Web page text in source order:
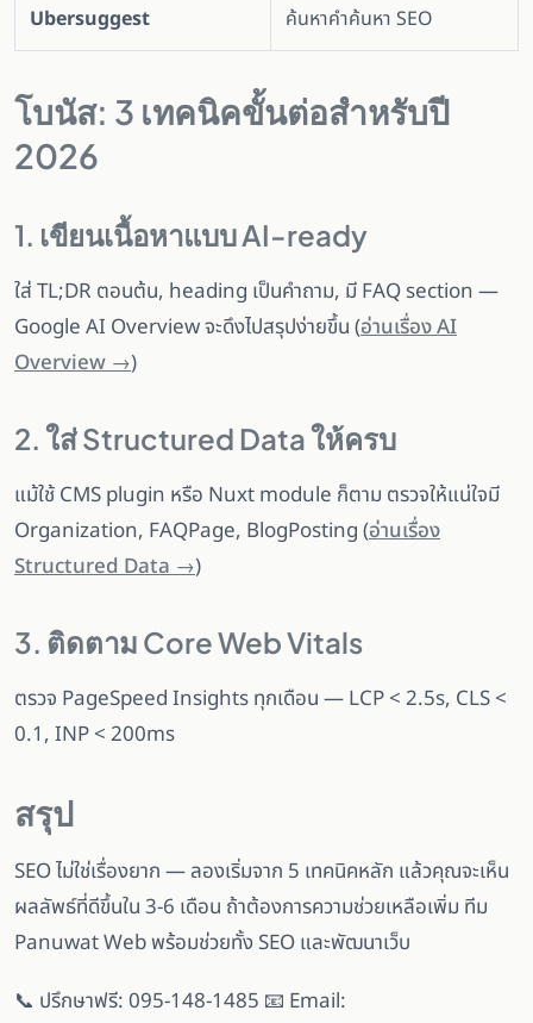
Ubersuggest ค้นหาคำค้นหา SEO
โบนัส: 3 เทคนิคขั้นต่อสำหรับปี
2026
1. เขียนเนื้อหาแบบ AI-ready
ใส่ TL;DR ตอนต้น, heading เป็นคำถาม, มี FAQ section —
Google AI Overview จะดึงไปสรุปง่ายขึ้น (อ่านเรื่อง AI
Overview →)
2. ใส่ Structured Data ให้ครบ
แม้ใช้ CMS plugin หรือ Nuxt module ก็ตาม ตรวจให้แน่ใจมี
Organization, FAQPage, BlogPosting (อ่านเรื่อง
Structured Data →)
3. ติดตาม Core Web Vitals
ตรวจ PageSpeed Insights ทุกเดือน — LCP < 2.5s, CLS <
0.1, INP < 200ms
สรุป
SEO ไม่ใช่เรื่องยาก — ลองเริ่มจาก 5 เทคนิคหลัก แล้วคุณจะเห็น
ผลลัพธ์ที่ดีขึ้นใน 3-6 เดือน ถ้าต้องการความช่วยเหลือเพิ่ม ทีม
Panuwat Web พร้อมช่วยทั้ง SEO และพัฒนาเว็บ
📞 ปรึกษาฟรี: 095-148-1485 📧 Email: